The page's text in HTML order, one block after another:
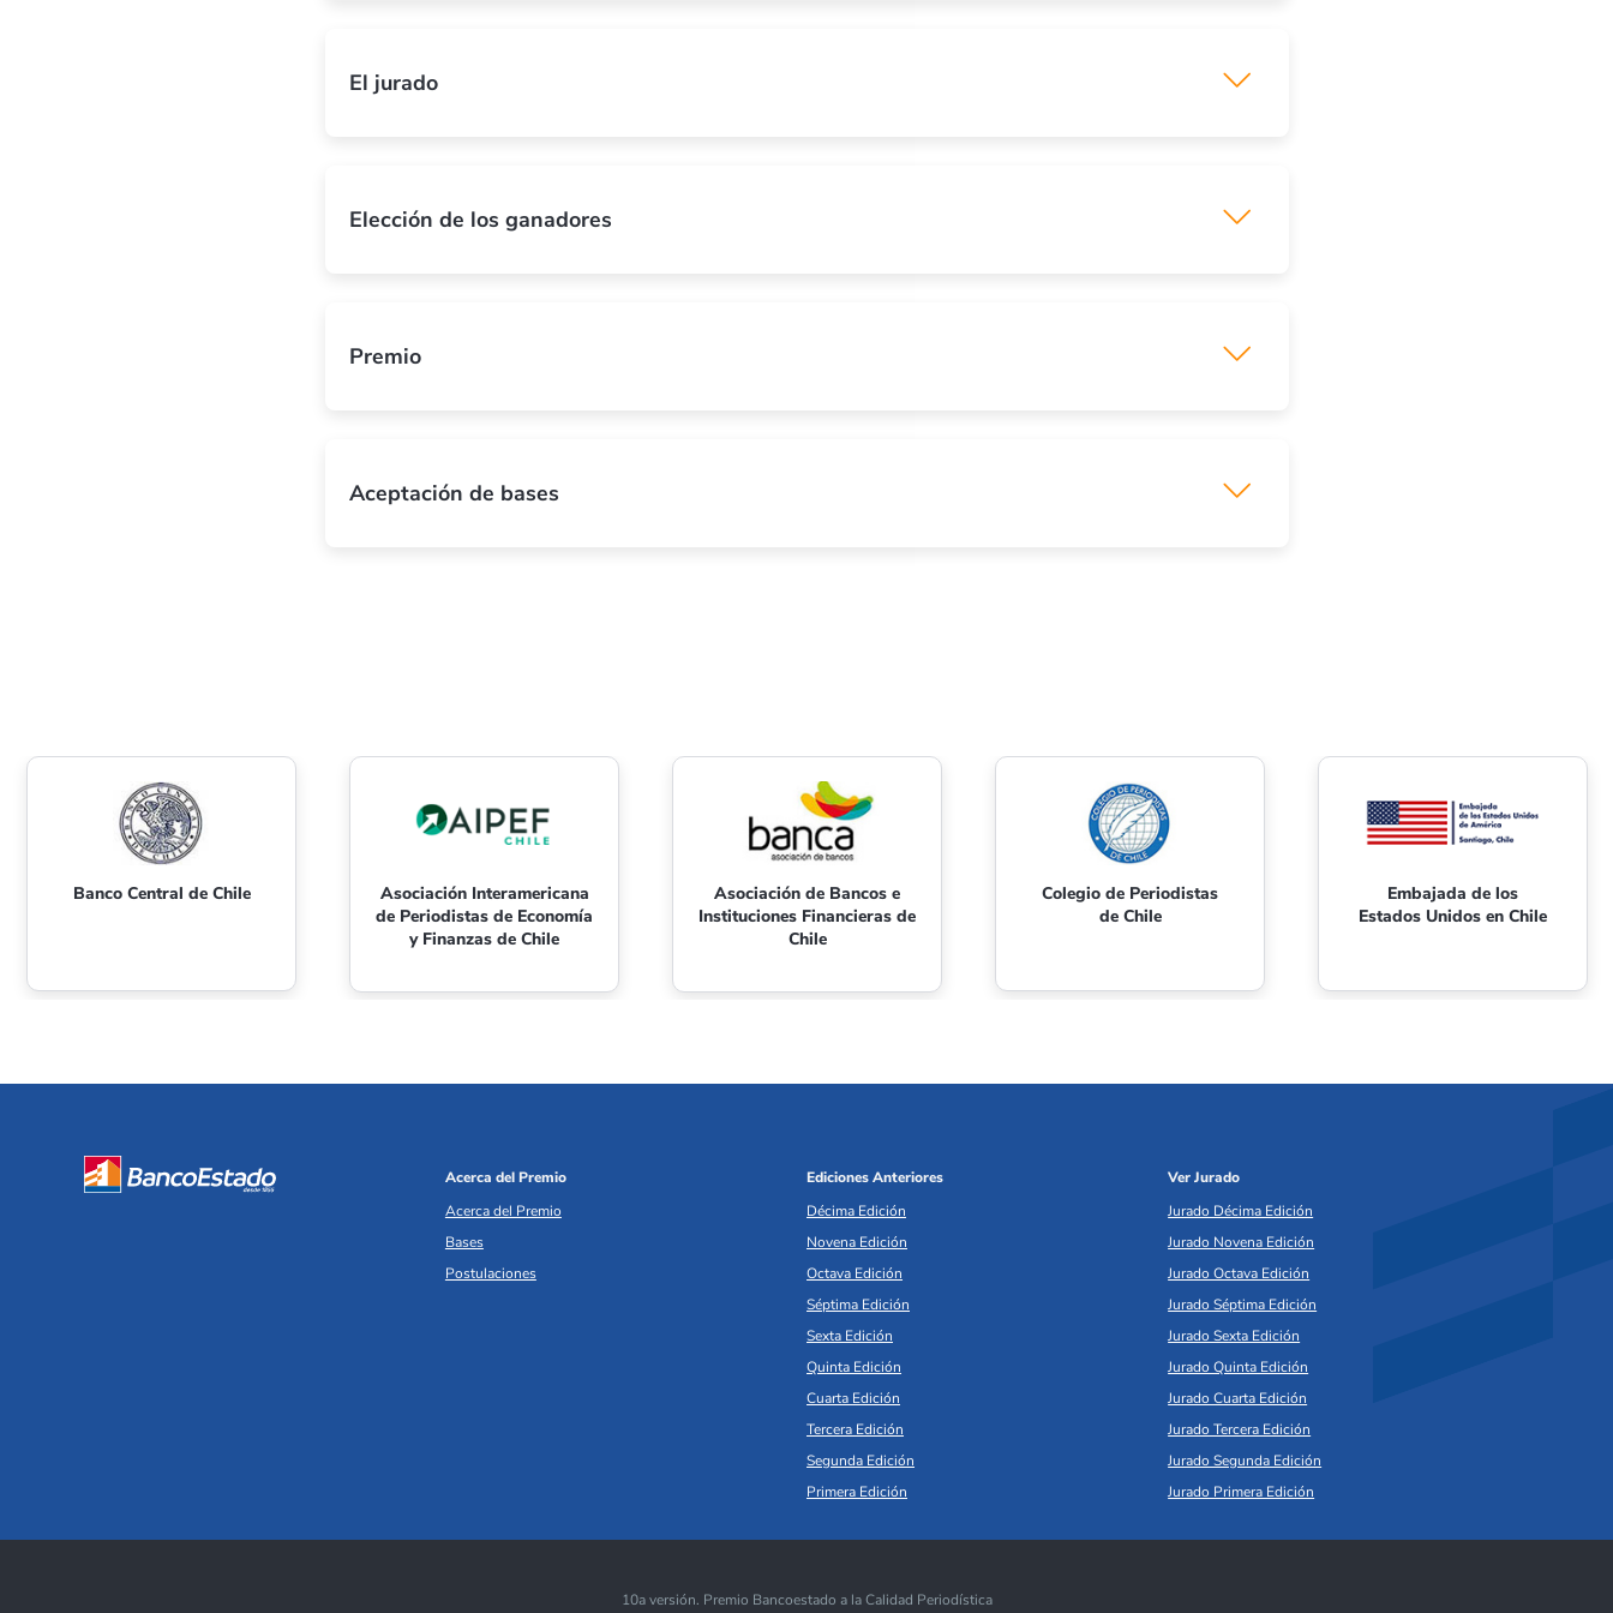
El jurado
Elección de los ganadores
Premio
Aceptación de bases
Banco Central de Chile
Asociación Interamericana
de Periodistas de Economía
y Finanzas de Chile
Asociación de Bancos e
Instituciones Financieras de
Chile
Colegio de Periodistas
de Chile
Embajada de los
Estados Unidos en Chile
Acerca del Premio
Acerca del Premio
Bases
Postulaciones
Ediciones Anteriores
Décima Edición
Novena Edición
Octava Edición
Séptima Edición
Sexta Edición
Quinta Edición
Cuarta Edición
Tercera Edición
Segunda Edición
Primera Edición
Ver Jurado
Jurado Décima Edición
Jurado Novena Edición
Jurado Octava Edición
Jurado Séptima Edición
Jurado Sexta Edición
Jurado Quinta Edición
Jurado Cuarta Edición
Jurado Tercera Edición
Jurado Segunda Edición
Jurado Primera Edición
10a versión. Premio Bancoestado a la Calidad Periodística